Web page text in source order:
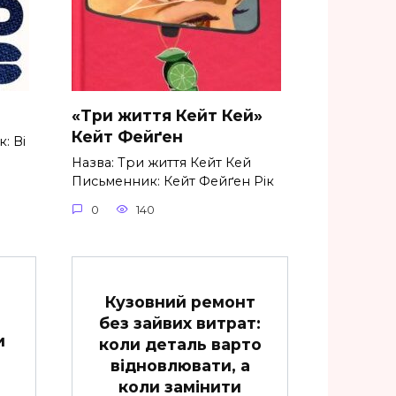
Ві
«Три життя Кейт Кей»
Кейт Фейґен
Назва: Три життя Кейт Кей
Письменник: Кейт Фейґен Рік
0 140
Кузовний ремонт
без зайвих витрат:
коли деталь варто
відновлювати, а
коли замінити